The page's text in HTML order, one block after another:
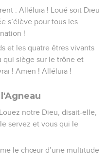
: Alléluia ! Loué soit Dieu
s’élève pour tous les
!
et les quatre êtres vivants
qui siège sur le trône et
! Amen ! Alléluia !
notre Dieu, disait-elle,
servez et vous qui le
le chœur d’une multitude